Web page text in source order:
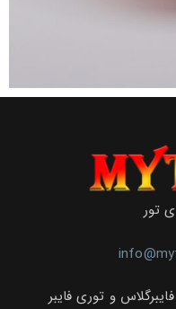
تور
و توری فایبر